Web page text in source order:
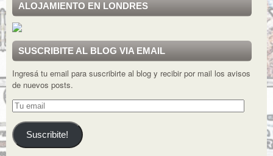
ALOJAMIENTO EN LONDRES
SUSCRIBITE AL BLOG VIA EMAIL
Ingresá tu email para suscribirte al blog y recibir por mail los avisos
de nuevos posts.
Tu
email
Suscribite!